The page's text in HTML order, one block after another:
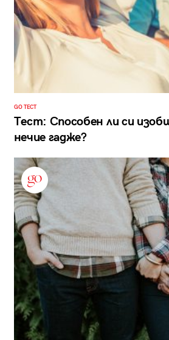
GO ТЕСТ
Тест: Способен ли си
нечие гадже?